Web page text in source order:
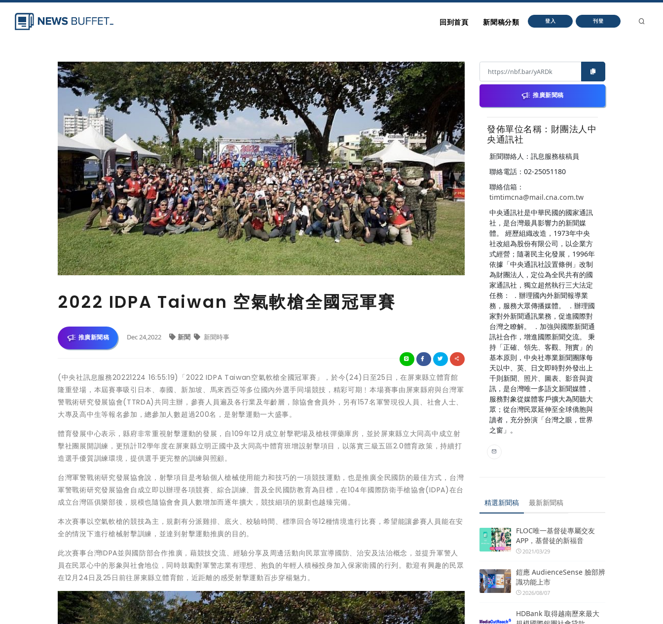
回到首頁 新聞稿分類 登入 刊登
2022 IDPA Taiwan 空氣軟槍全國冠軍賽
推廣新聞稿 Dec 24,2022 新聞 新聞時事
(中央社訊息服務20221224 16:55:19)「2022 IDPA Taiwan空氣軟槍全國冠軍賽」，於今(24)日至25日，在屏東縣立體育館
隆重登場，本屆賽事吸引日本、泰國、新加坡、馬來西亞等多位國內外選手同場競技，精彩可期﹗本場賽事由屏東縣府與台灣軍
警戰術研究發展協會(TTRDA)共同主辦，參賽人員遍及各行業及年齡層，除協會會員外，另有157名軍警現役人員、社會人士、
大專及高中生等報名參加，總參加人數超過200名，是射擊運動一大盛事。
體育發展中心表示，縣府非常重視射擊運動的發展，自109年12月成立射擊靶場及槍枝彈藥庫房，並於屏東縣立大同高中成立射
擊社團展開訓練，更預計112學年度在屏東縣立明正國中及大同高中體育班增設射擊項目，以落實三級五區2.0體育政策，持續打
造選手優質訓練環境，提供選手更完整的訓練與照顧。
台灣軍警戰術研究發展協會說，射擊項目是考驗個人槍械使用能力和技巧的一項競技運動，也是推廣全民國防的最佳方式，台灣
軍警戰術研究發展協會自成立即以辦理各項競賽、綜合訓練、普及全民國防教育為目標，在104年國際防衛手槍協會(IDPA)在台
成立台灣區俱樂部後，規模也隨協會會員人數增加而逐年擴大，競技細項的規劃也越臻完備。
本次賽事以空氣軟槍的競技為主，規劃有分派雞排、底火、校驗時間、標準回合等12種情境進行比賽，希望能讓參賽人員能在安
全的情況下進行槍械射擊訓練，並達到射擊運動推廣的目的。
此次賽事台灣IDPA並與國防部合作推廣，藉競技交流、經驗分享及周邊活動向民眾宣導國防、治安及法治概念，並提升軍警人
員在民眾心中的形象與社會地位，同時鼓勵對軍警志業有理想、抱負的年輕人積極投身加入保家衛國的行列。歡迎有興趣的民眾
在12月24日及25日前往屏東縣立體育館，近距離的感受射擊運動百步穿楊魅力。
推廣新聞稿
發佈單位名稱：財團法人中
央通訊社
新聞聯絡人：訊息服務核稿員
聯絡電話：02-25051180
聯絡信箱：
timtimcna@mail.cna.com.tw
中央通訊社是中華民國的國家通訊
社，是台灣最具影響力的新聞媒
體。 經歷組織改造，1973年中央
社改組為股份有限公司，以企業方
式經營；隨著民主化發展，1996年
依據「中央通訊社設置條例」改制
為財團法人，定位為全民共有的國
家通訊社，獨立超然執行三大法定
任務： ．辦理國內外新聞報導業
務，服務大眾傳播媒體。 ．辦理國
家對外新聞通訊業務，促進國際對
台灣之瞭解。 ．加強與國際新聞通
訊社合作，增進國際新聞交流。 秉
持「正確、領先、客觀、翔實」的
基本原則，中央社專業新聞團隊每
天以中、英、日文即時對外發出上
千則新聞、照片、圖表、影音與資
訊，是台灣唯一多語文新聞媒體，
服務對象從媒體客戶擴大為閱聽大
眾；從台灣民眾延伸至全球僑胞與
讀者，充分扮演「台灣之眼，世界
之窗」。
精選新聞稿 最新新聞稿
FLOC唯一基督徒專屬交友
APP，基督徒的新福音
2021/03/29
鎧應 AudienceSense 臉部辨
識功能上市
2026/08/07
HDBank 取得越南歷來最大